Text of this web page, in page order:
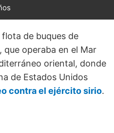
flota de buques de
que operaba en el Mar
oriental, donde
de Estados Unidos
contra el ejército sirio.